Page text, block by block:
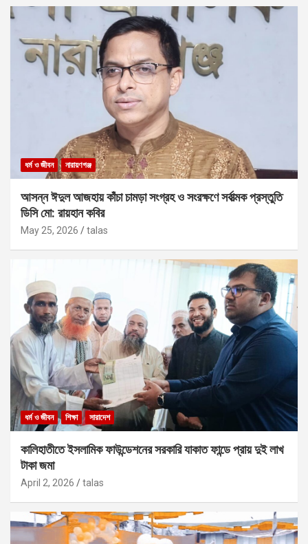
ধর্ম ও জীবন নারায়ণগঞ্জ
আসন্ন ঈদুল আজহায় কাঁচা চামড়া সংগ্রহ ও সংরক্ষণে সর্বাত্মক প্রস্তুতি
ডিসি মো: রায়হান কবির
May 25, 2026 talas
ধর্ম ও জীবন শিক্ষা সারাদেশ
কালিহাতীতে ইসলামিক ফাউন্ডেশনের সরকারি যাকাত ফান্ডে প্রায় দুই লাখ
টাকা জমা
April 2, 2026 talas